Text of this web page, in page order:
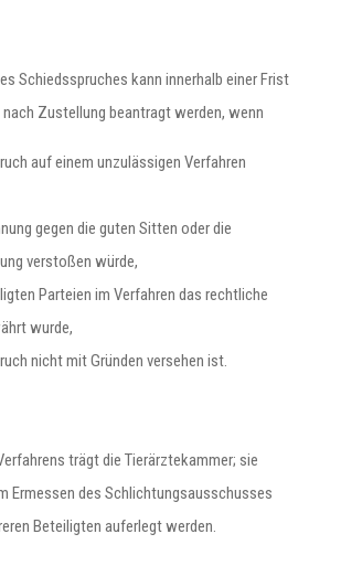
Schiedsspruches kann innerhalb einer Frist
nach Zustellung beantragt werden, wenn
auf einem unzulässigen Verfahren
gegen die guten Sitten oder die
verstoßen würde,
Parteien im Verfahren das rechtliche
wurde,
nicht mit Gründen versehen ist.
trägt die Tierärztekammer; sie
Ermessen des Schlichtungsausschusses
Beteiligten auferlegt werden.